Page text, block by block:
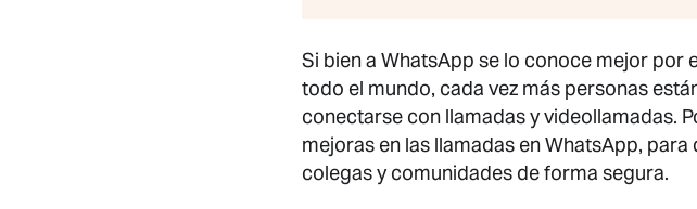
Si bien a WhatsApp se lo conoce mejor por
todo el mundo, cada vez más personas
conectarse con llamadas y videollamadas.
mejoras en las llamadas en WhatsApp,
colegas y comunidades de forma segura.